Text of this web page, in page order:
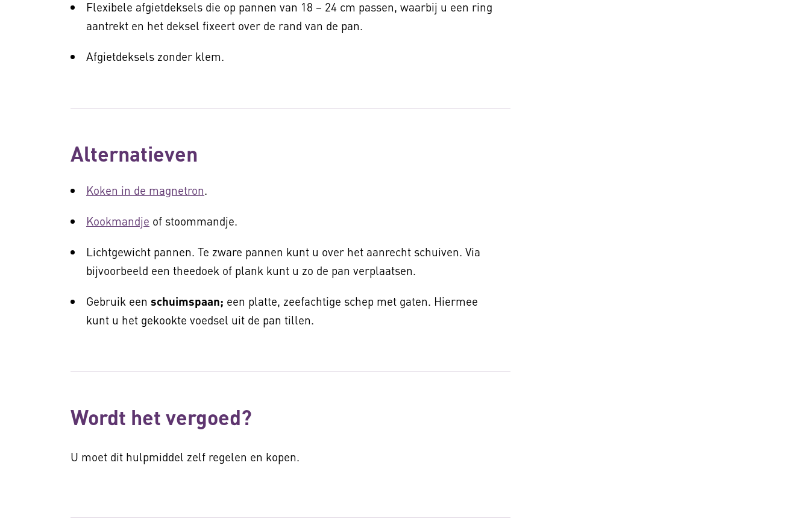
Flexibele afgietdeksels die op pannen van 18 – 24 cm passen, waarbij u een ring
aantrekt en het deksel fixeert over de rand van de pan.
Afgietdeksels zonder klem.
Alternatieven
Koken in de magnetron.
Kookmandje of stoommandje.
Lichtgewicht pannen. Te zware pannen kunt u over het aanrecht schuiven. Via
bijvoorbeeld een theedoek of plank kunt u zo de pan verplaatsen.
Gebruik een schuimspaan; een platte, zeefachtige schep met gaten. Hiermee
kunt u het gekookte voedsel uit de pan tillen.
Wordt het vergoed?
U moet dit hulpmiddel zelf regelen en kopen.